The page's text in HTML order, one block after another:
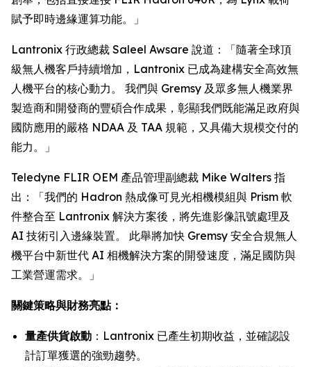
賦予即時邊緣運算功能。」
Lantronix 行政總裁 Saleel Awsare 說道：「隨著全球頂
級無人機客戶持續增加，Lantronix 已成為建構安全高效無
人機平台的核心動力。 我們與 Gremsy 及眾多無人機業界
製造商和開發商的豐碩合作成果，彰顯我們既能滿足政府與
國防應用的嚴格 NDAA 及 TAA 規範，又具備大規模交付的
能力。」
Teledyne FLIR OEM 產品管理副總裁 Mike Walters 指
出：「我們的 Hadron 熱成像可見光相機模組與 Prism 軟
件整合至 Lantronix 解決方案後，將先進影像訊號處理及
AI 技術引入邊緣裝置。 此舉將加快 Gremsy 安全合規無人
機平台中新世代 AI 相機解決方案的開發速度，滿足國防與
工業營運需求。」
關鍵策略與財務亮點：
量產供貨啟動 ：Lantronix 已產生初期收益，並確認設
計訂單獲選的強勁趨勢。